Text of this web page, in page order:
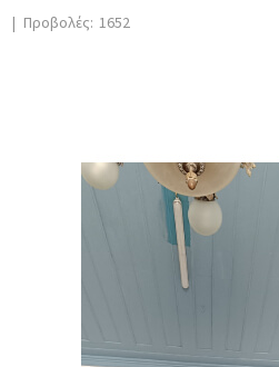
| Προβολές: 1652